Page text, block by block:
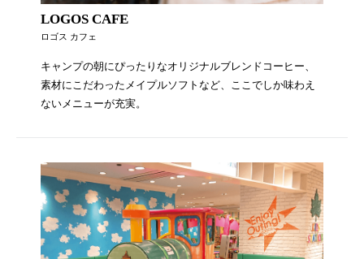
LOGOS CAFE
ロゴス カフェ
キャンプの朝にぴったりなオリジナルブレンドコーヒー、
素材にこだわったメイプルソフトなど、ここでしか味わえ
ないメニューが充実。